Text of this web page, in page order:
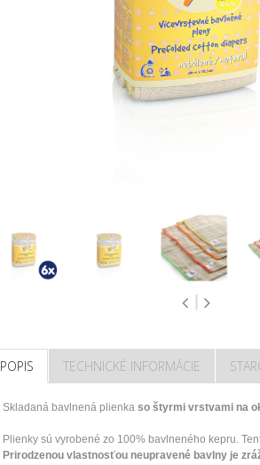
POPIS TECHNICKÉ INFORMÁCIE
Skladaná bavlnená plienka so štyrmi vrstvami na
Plienky sú vyrobené zo 100% bavlneného kepru
Prirodzenou vlastnosťou neupravené bavlny je